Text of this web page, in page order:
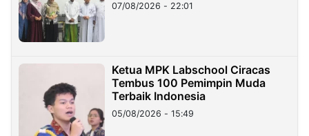
07/08/2026 - 22:01
Ketua MPK Labschool Ciracas
Tembus 100 Pemimpin Muda
Terbaik Indonesia
05/08/2026 - 15:49